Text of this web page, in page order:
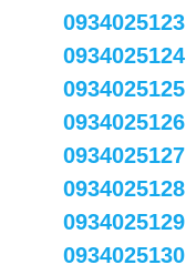
0934025123
0934025124
0934025125
0934025126
0934025127
0934025128
0934025129
0934025130